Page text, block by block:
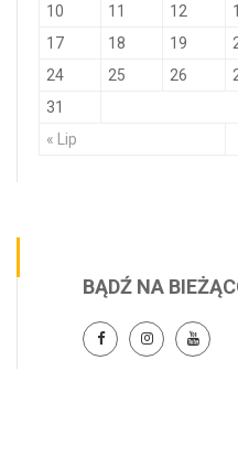
« Lip
10
11 12
17
18 19
24
25 26
31
BĄDŹ NA